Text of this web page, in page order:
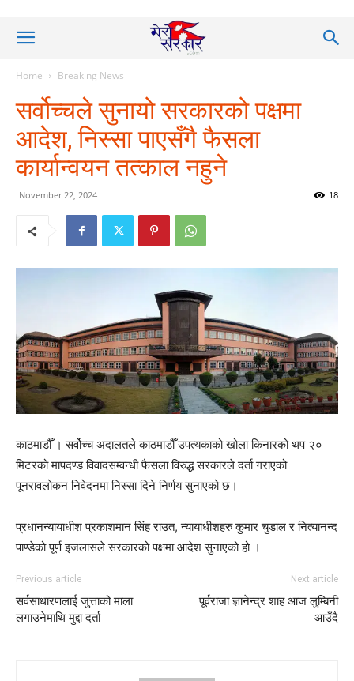
Home Breaking News
सर्वोच्चले सुनायो सरकारको पक्षमा
आदेश, निस्सा पाएसँगै फैसला
कार्यान्वयन तत्काल नहुने
November 22, 2024 18
काठमाडौँ । सर्वोच्च अदालतले काठमाडौँ उपत्यकाको खोला किनारको थप २०
मिटरको मापदण्ड विवादसम्वन्धी फैसला विरुद्ध सरकारले दर्ता गराएको
पूनरावलोकन निवेदनमा निस्सा दिने निर्णय सुनाएको छ।
प्रधानन्यायाधीश प्रकाशमान सिंह राउत, न्यायाधीशहरु कुमार चुडाल र नित्यानन्द
पाण्डेको पूर्ण इजलासले सरकारको पक्षमा आदेश सुनाएको हो ।
Previous article
सर्वसाधारणलाई जुत्ताको माला
लगाउनेमाथि मुद्दा दर्ता
Next article
पूर्वराजा ज्ञानेन्द्र शाह आज लुम्बिनी
आउँदै